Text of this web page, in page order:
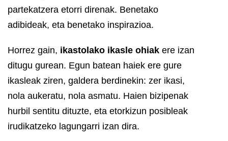
partekatzera etorri direnak. Benetako
adibideak, eta benetako inspirazioa.
Horrez gain, ikastolako ikasle ohiak ere izan
ditugu gurean. Egun batean haiek ere gure
ikasleak ziren, galdera berdinekin: zer ikasi,
nola aukeratu, nola asmatu. Haien bizipenak
hurbil sentitu dituzte, eta etorkizun posibleak
irudikatzeko lagungarri izan dira.